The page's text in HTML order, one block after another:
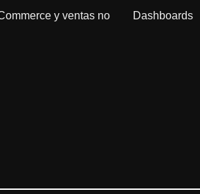
y ventas no
Dashboards